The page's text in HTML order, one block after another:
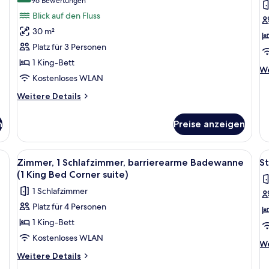
Standardzimmer
(King
w/view)
anzeigen
Bewertungen)
Blick auf den Fluss
30 m²
Platz für 3 Personen
1 King-Bett
Kostenloses WLAN
Weitere Details
Weitere
(King
w/view)
Preise anzeigen
1
(2
| Hochwertige Bettwaren, Zimmersafe, Schreibtisch,
Alle
Fotos
für
Zimmer,
1
Schlafzimmer,
barrierearme
Badewanne
Designer-Toilettenartikel,
7
Zimmer, 1 Schlafzimmer, barrierearme Badewanne
(1 King Bed Corner suite)
1 Schlafzimmer
Platz für 4 Personen
1 King-Bett
Kostenloses WLAN
Weitere Details
Weitere
(1